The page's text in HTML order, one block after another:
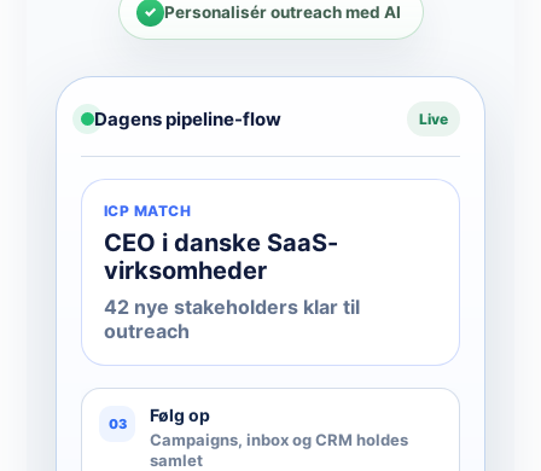
Personalisér outreach med AI
Dagens pipeline-flow Live
ICP MATCH
CEO i danske SaaS-
virksomheder
42 nye stakeholders klar til
outreach
03 Følg op
Campaigns, inbox og CRM holdes
samlet